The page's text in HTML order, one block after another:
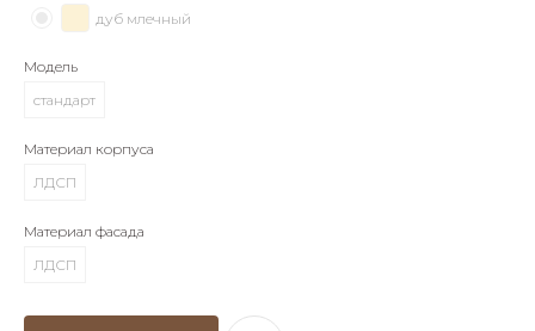
дуб млечный
Модель
стандарт
Материал корпуса
ЛДСП
Материал фасада
ЛДСП